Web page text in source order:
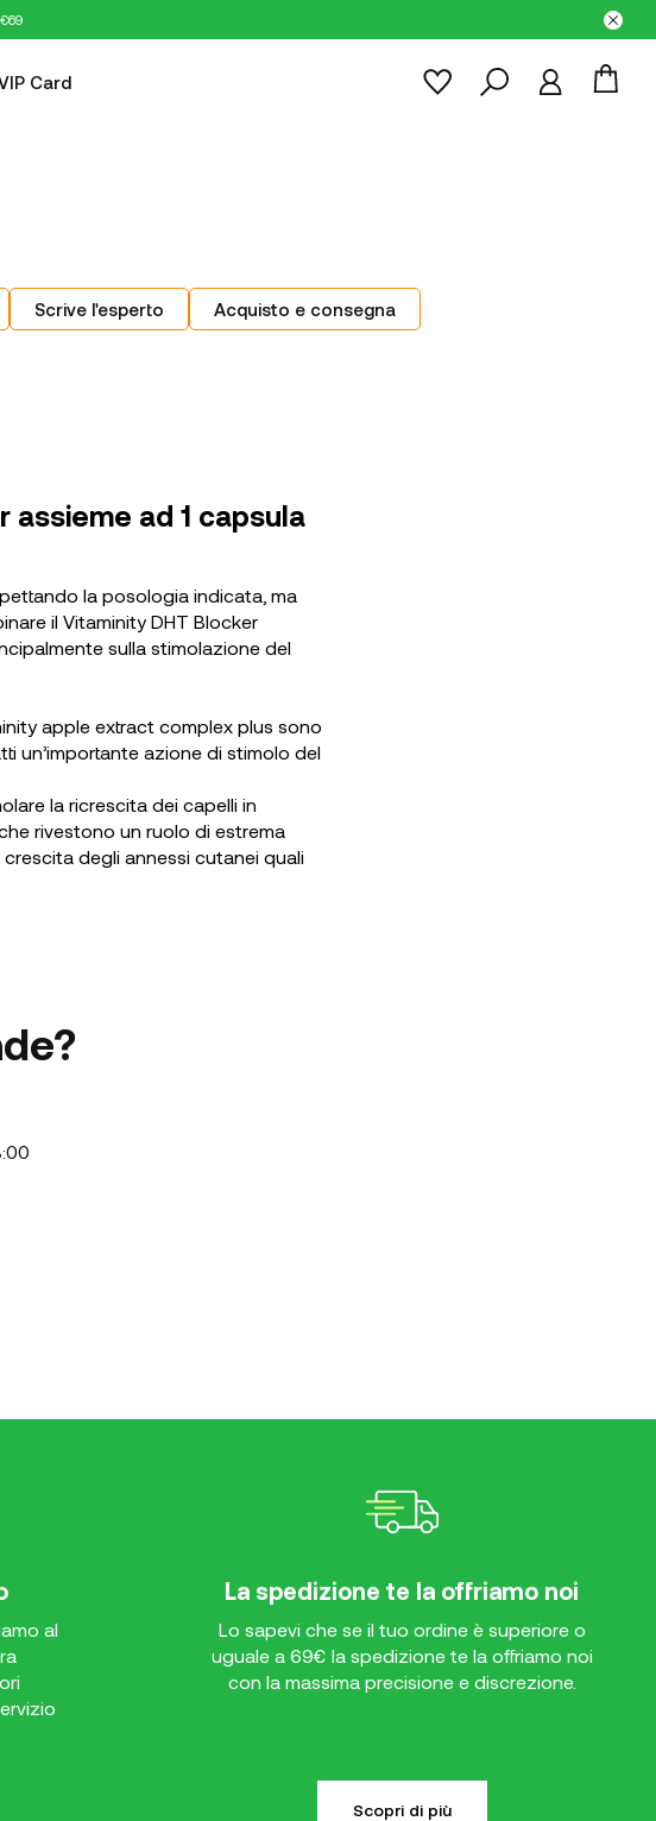
Card
Scrive l'esperto Acquisto e consegna
assieme ad 1 capsula
la posologia indicata, ma
il Vitaminity DHT Blocker
sulla stimolazione del
apple extract complex plus sono
un’importante azione di stimolo del
la ricrescita dei capelli in
rivestono un ruolo di estrema
degli annessi cutanei quali
al
La spedizione te la offriamo noi
Lo sapevi che se il tuo ordine è superiore o
uguale a 69€ la spedizione te la offriamo noi
con la massima precisione e discrezione.
Scopri di più